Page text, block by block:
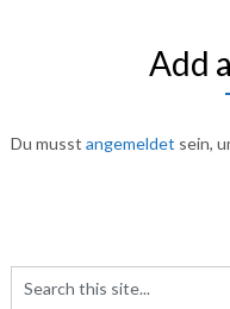
Add
Du musst angemeldet sein,